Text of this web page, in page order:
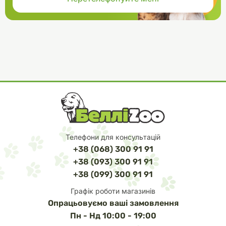
Телефони для консультацій
+38 (068) 300 91 91
+38 (093) 300 91 91
+38 (099) 300 91 91
Графік роботи магазинів
Опрацьовуємо ваші замовлення
Пн - Нд 10:00 - 19:00